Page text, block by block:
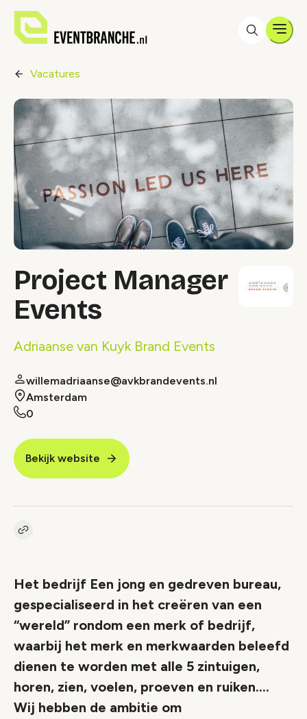
Vacatures
Project Manager
Events
Adriaanse van Kuyk Brand Events
willemadriaanse@avkbrandevents.nl
Amsterdam
0
Bekijk website
Kopieer link naar vacature
Het bedrijf Een jong en gedreven bureau,
gespecialiseerd in het creëren van een
“wereld” rondom een merk of bedrijf,
waarbij het merk en merkwaarden beleefd
dienen te worden met alle 5 zintuigen,
horen, zien, voelen, proeven en ruiken….
Wij hebben de ambitie om